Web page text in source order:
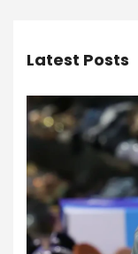
Latest Posts